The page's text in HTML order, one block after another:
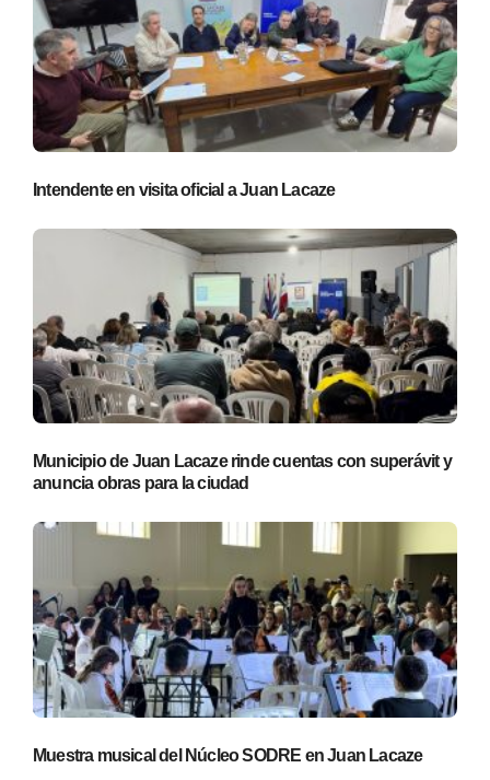
Intendente en visita oficial a Juan Lacaze
Municipio de Juan Lacaze rinde cuentas con superávit y
anuncia obras para la ciudad
Muestra musical del Núcleo SODRE en Juan Lacaze